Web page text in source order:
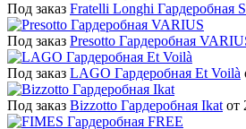
Под заказ Fratelli Longhi Гардеробная
Под заказ Presotto Гардеробная
Под заказ LAGO Гардеробная Et Voilà
Под заказ Bizzotto Гардеробная Ikat от